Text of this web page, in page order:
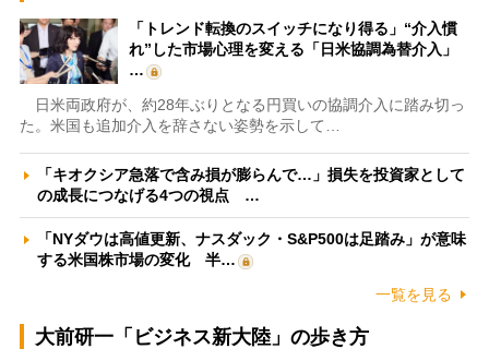
「トレンド転換のスイッチになり得る」“介入慣
れ”した市場心理を変える「日米協調為替介入」
…
日米両政府が、約28年ぶりとなる円買いの協調介入に踏み切っ
た。米国も追加介入を辞さない姿勢を示して…
「キオクシア急落で含み損が膨らんで…」損失を投資家として
の成長につなげる4つの視点 …
「NYダウは高値更新、ナスダック・S&P500は足踏み」が意味
する米国株市場の変化 半…
一覧を見る
大前研一「ビジネス新大陸」の歩き方